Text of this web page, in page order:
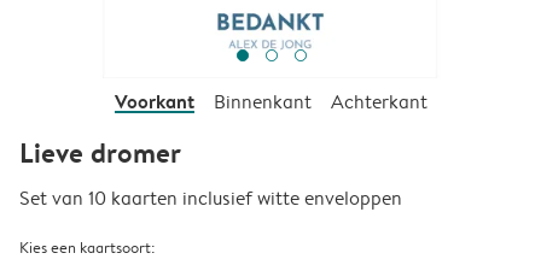
Voorkant Binnenkant Achterkant
Lieve dromer
Set van 10 kaarten inclusief witte enveloppen
Kies een kaartsoort: